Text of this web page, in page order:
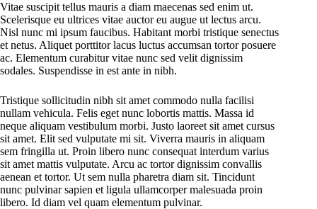
Vitae suscipit tellus mauris a diam maecenas sed enim ut.
Scelerisque eu ultrices vitae auctor eu augue ut lectus arcu.
Nisl nunc mi ipsum faucibus. Habitant morbi tristique senectus
et netus. Aliquet porttitor lacus luctus accumsan tortor posuere
ac. Elementum curabitur vitae nunc sed velit dignissim
sodales. Suspendisse in est ante in nibh.
Tristique sollicitudin nibh sit amet commodo nulla facilisi
nullam vehicula. Felis eget nunc lobortis mattis. Massa id
neque aliquam vestibulum morbi. Justo laoreet sit amet cursus
sit amet. Elit sed vulputate mi sit. Viverra mauris in aliquam
sem fringilla ut. Proin libero nunc consequat interdum varius
sit amet mattis vulputate. Arcu ac tortor dignissim convallis
aenean et tortor. Ut sem nulla pharetra diam sit. Tincidunt
nunc pulvinar sapien et ligula ullamcorper malesuada proin
libero. Id diam vel quam elementum pulvinar.